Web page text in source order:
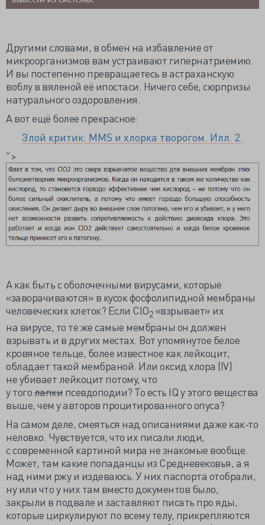
Другими словами, в обмен на избавление от
микроорганизмов вам устраивают гипернатриемию.
И вы постепенно превращаетесь в астраханскую
воблу в вяленой её ипостаси. Ничего себе, сюрпризы
натурального оздоровления.
А вот ещё более прекрасное:
Злой критик: MMS и хлорка творогом. Илл. 2.
">
А как быть с оболочечными вирусами, которые
«заворачиваются» в кусок фосфолипидной мембраны
человеческих клеток? Если ClO2 «взрывает» их
на вирусе, то те же самые мембраны он должен
взрывать и в других местах. Вот упомянутое белое
кровяное тельце, более известное как лейкоцит,
обладает такой мембраной. Или оксид хлора (IV)
не убивает лейкоцит потому, что
у тоголапки псевдоподии? То есть IQ у этого вещества
выше, чем у авторов процитированного опуса?
На самом деле, смеяться над описаниями даже как-то
неловко. Чувствуется, что их писали люди,
с современной картиной мира не знакомые вообще.
Может, там какие попаданцы из Средневековья, а я
над ними ржу и издеваюсь. У них паспорта отобрали,
ну или что у них там вместо документов было,
закрыли в подвале и заставляют писать про яды,
которые циркулируют по всему телу, прикрепляются